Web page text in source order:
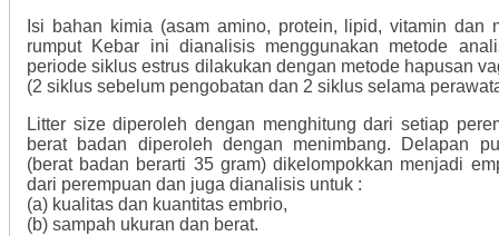
Isi bahan kimia (asam amino, protein, lipid, vitamin dan
rumput Kebar ini dianalisis menggunakan metode
periode siklus estrus dilakukan dengan metode hapusan
(2 siklus sebelum pengobatan dan 2 siklus selama
Litter size diperoleh dengan menghitung dari setiap
berat badan diperoleh dengan menimbang. Delapan
(berat badan berarti 35 gram) dikelompokkan menjadi
dari perempuan dan juga dianalisis untuk :
(a) kualitas dan kuantitas embrio,
(b) sampah ukuran dan berat.